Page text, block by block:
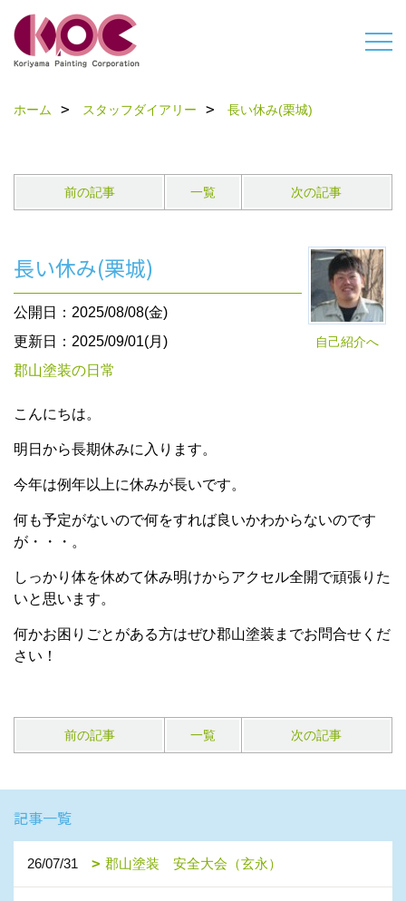
ホーム スタッフダイアリー 長い休み(栗城)
前の記事 一覧 次の記事
自己紹介へ
長い休み(栗城)
公開日：2025/08/08(金)
更新日：2025/09/01(月)
郡山塗装の日常
こんにちは。
明日から長期休みに入ります。
今年は例年以上に休みが長いです。
何も予定がないので何をすれば良いかわからないのです
が・・・。
しっかり体を休めて休み明けからアクセル全開で頑張りた
いと思います。
何かお困りごとがある方はぜひ郡山塗装までお問合せくだ
さい！
前の記事 一覧 次の記事
記事一覧
26/07/31 郡山塗装 安全大会（玄永）